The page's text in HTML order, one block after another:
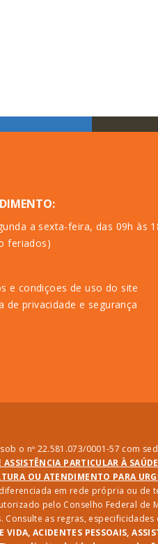
a sexta-feira, das 09h às
feriados)
e condiçoes de uso do site
de privacidade e segurança
o nº 22.581.073/0001-57 com
PARTICULAR À
OU ATENDIMENTO PARA
em rede própria ou
pelo Conselho Federal
as regras,
VIDA, ACIDENTES PESSOAIS,